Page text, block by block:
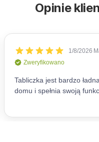
Opinie